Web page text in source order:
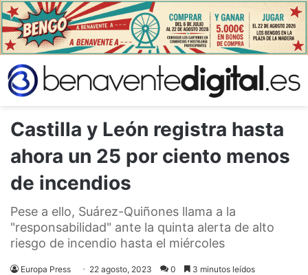
Castilla y León registra hasta
ahora un 25 por ciento menos
de incendios
Pese a ello, Suárez-Quiñones llama a la
"responsabilidad" ante la quinta alerta de alto
riesgo de incendio hasta el miércoles
Europa Press 22 agosto, 2023 0 3 minutos leídos